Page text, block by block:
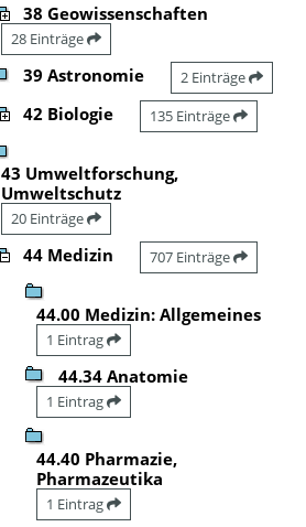
38 Geowissenschaften
28 Einträge
39 Astronomie 2 Einträge
42 Biologie 135 Einträge
43 Umweltforschung,
Umweltschutz
20 Einträge
44 Medizin 707 Einträge
44.00 Medizin: Allgemeines
1 Eintrag
44.34 Anatomie
1 Eintrag
44.40 Pharmazie,
Pharmazeutika
1 Eintrag